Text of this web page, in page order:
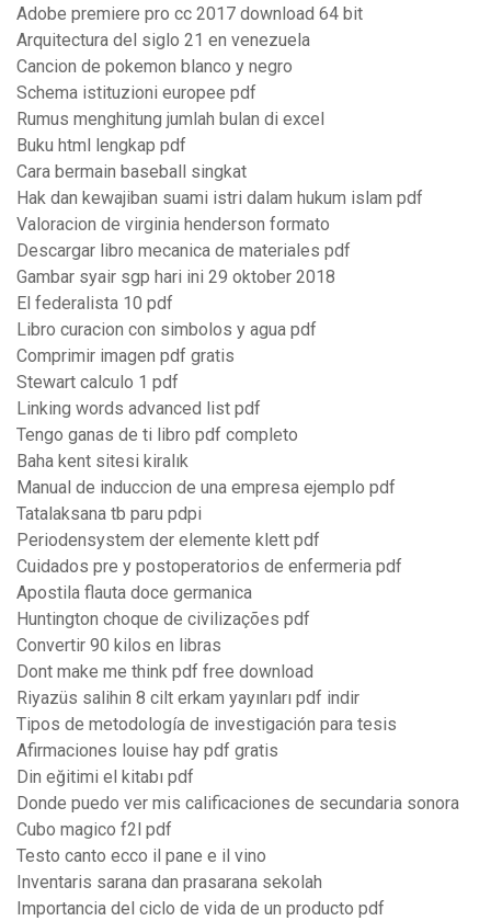
Adobe premiere pro cc 2017 download 64 bit
Arquitectura del siglo 21 en venezuela
Cancion de pokemon blanco y negro
Schema istituzioni europee pdf
Rumus menghitung jumlah bulan di excel
Buku html lengkap pdf
Cara bermain baseball singkat
Hak dan kewajiban suami istri dalam hukum islam pdf
Valoracion de virginia henderson formato
Descargar libro mecanica de materiales pdf
Gambar syair sgp hari ini 29 oktober 2018
El federalista 10 pdf
Libro curacion con simbolos y agua pdf
Comprimir imagen pdf gratis
Stewart calculo 1 pdf
Linking words advanced list pdf
Tengo ganas de ti libro pdf completo
Baha kent sitesi kiralık
Manual de induccion de una empresa ejemplo pdf
Tatalaksana tb paru pdpi
Periodensystem der elemente klett pdf
Cuidados pre y postoperatorios de enfermeria pdf
Apostila flauta doce germanica
Huntington choque de civilizações pdf
Convertir 90 kilos en libras
Dont make me think pdf free download
Riyazüs salihin 8 cilt erkam yayınları pdf indir
Tipos de metodología de investigación para tesis
Afirmaciones louise hay pdf gratis
Din eğitimi el kitabı pdf
Donde puedo ver mis calificaciones de secundaria sonora
Cubo magico f2l pdf
Testo canto ecco il pane e il vino
Inventaris sarana dan prasarana sekolah
Importancia del ciclo de vida de un producto pdf